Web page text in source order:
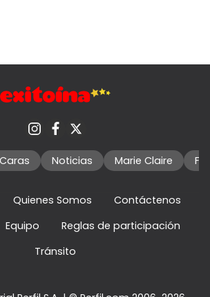
Caras Noticias Marie Claire
Quienes Somos
Contáctenos
Equipo
Reglas de participación
Tránsito